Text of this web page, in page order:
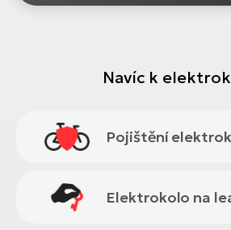
Navíc k
Pojištění
Elektrokolo na